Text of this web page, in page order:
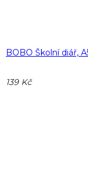
BOBO Školní diář,
139 Kč